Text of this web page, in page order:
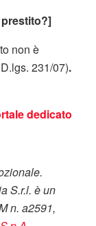
non è
231/07).
dedicato
S.r.l. è un
n. a2591,